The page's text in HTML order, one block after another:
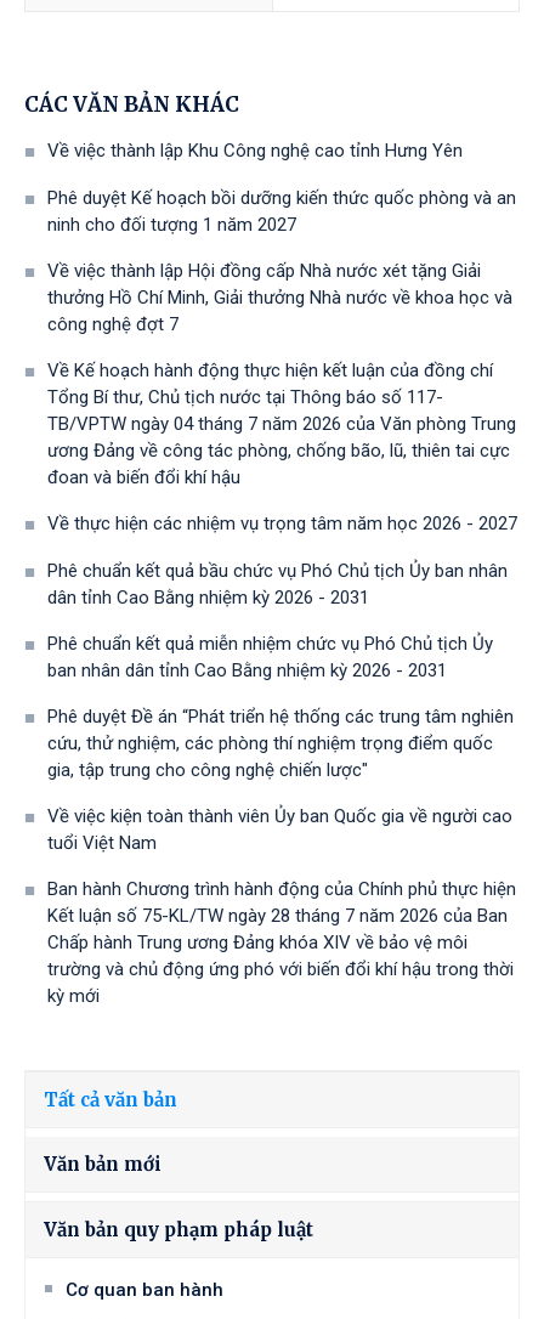
CÁC VĂN BẢN KHÁC
Về việc thành lập Khu Công nghệ cao tỉnh Hưng Yên
Phê duyệt Kế hoạch bồi dưỡng kiến thức quốc phòng và an
ninh cho đối tượng 1 năm 2027
Về việc thành lập Hội đồng cấp Nhà nước xét tặng Giải
thưởng Hồ Chí Minh, Giải thưởng Nhà nước về khoa học và
công nghệ đợt 7
Về Kế hoạch hành động thực hiện kết luận của đồng chí
Tổng Bí thư, Chủ tịch nước tại Thông báo số 117-
TB/VPTW ngày 04 tháng 7 năm 2026 của Văn phòng Trung
ương Đảng về công tác phòng, chống bão, lũ, thiên tai cực
đoan và biến đổi khí hậu
Về thực hiện các nhiệm vụ trọng tâm năm học 2026 - 2027
Phê chuẩn kết quả bầu chức vụ Phó Chủ tịch Ủy ban nhân
dân tỉnh Cao Bằng nhiệm kỳ 2026 - 2031
Phê chuẩn kết quả miễn nhiệm chức vụ Phó Chủ tịch Ủy
ban nhân dân tỉnh Cao Bằng nhiệm kỳ 2026 - 2031
Phê duyệt Đề án “Phát triển hệ thống các trung tâm nghiên
cứu, thử nghiệm, các phòng thí nghiệm trọng điểm quốc
gia, tập trung cho công nghệ chiến lược"
Về việc kiện toàn thành viên Ủy ban Quốc gia về người cao
tuổi Việt Nam
Ban hành Chương trình hành động của Chính phủ thực hiện
Kết luận số 75-KL/TW ngày 28 tháng 7 năm 2026 của Ban
Chấp hành Trung ương Đảng khóa XIV về bảo vệ môi
trường và chủ động ứng phó với biến đổi khí hậu trong thời
kỳ mới
Tất cả văn bản
Văn bản mới
Văn bản quy phạm pháp luật
Cơ quan ban hành